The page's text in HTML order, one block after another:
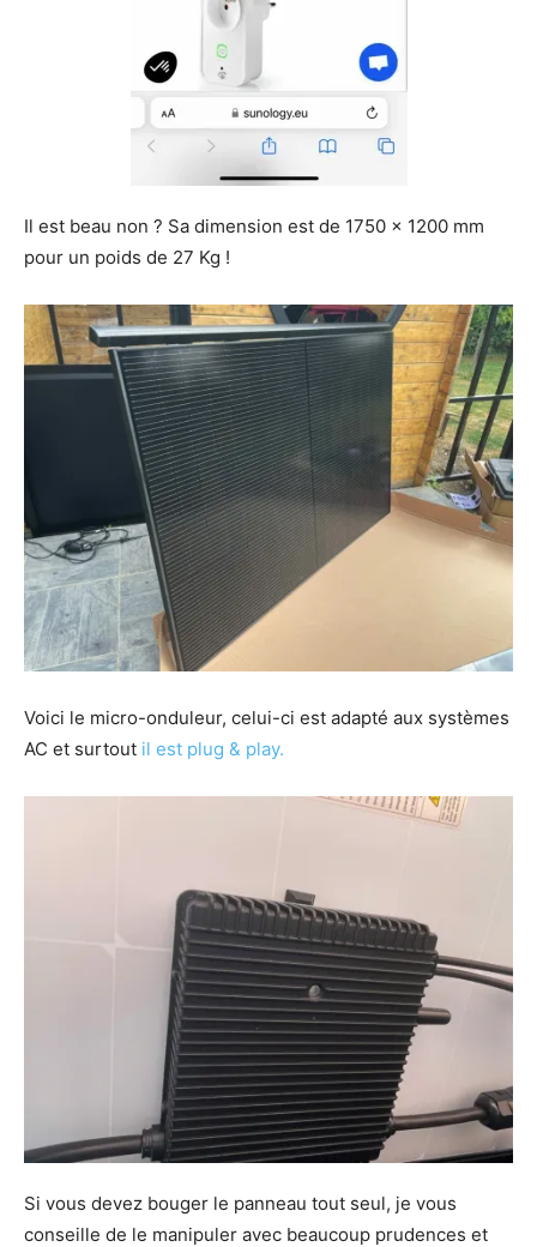
Il est beau non ? Sa dimension est de 1750 x 1200 mm
pour un poids de 27 Kg !
Voici le micro-onduleur, celui-ci est adapté aux systèmes
AC et surtout il est plug & play.
Si vous devez bouger le panneau tout seul, je vous
conseille de le manipuler avec beaucoup prudences et